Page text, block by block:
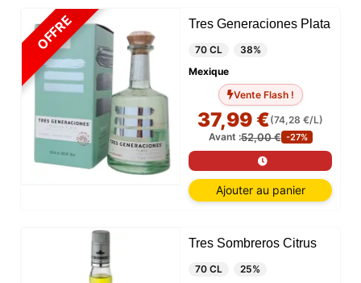
OFFRE Tres Generaciones Plata
70 CL
38%
Mexique
Vente Flash !
37,99 €(74,28 €/L)
Avant :52,00 € -27%
Ajouter au panier
Tres Sombreros Citrus
70 CL
25%